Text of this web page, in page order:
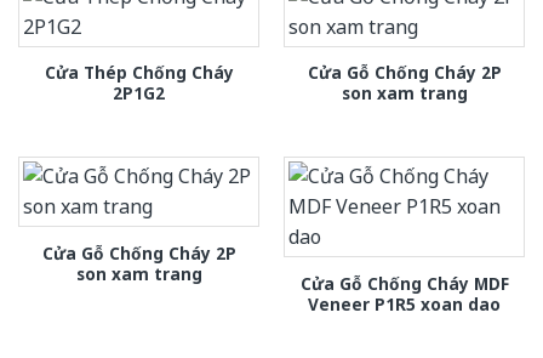
Cửa Thép Chống Cháy
2P1G2
Cửa Gỗ Chống Cháy 2P
son xam trang
Cửa Gỗ Chống Cháy 2P
son xam trang
Cửa Gỗ Chống Cháy MDF
Veneer P1R5 xoan dao